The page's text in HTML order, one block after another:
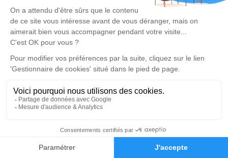
Faire-part Hommages
Un service de plantation d’arbre hommage est
disponible
.
Je rends hommage
Cérémonie religieuse
vendredi 19 juin 2026 à 14h30
59195 Hérin